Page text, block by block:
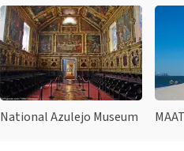
National Azulejo Museum MAAT